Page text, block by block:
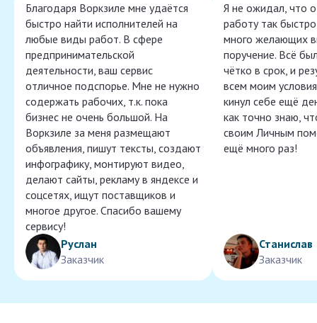
Благодаря Воркзиле мне удаётся
быстро найти исполнителей на
любые виды работ. В сфере
предпринимательской
деятельности, ваш сервис
отличное подспорье. Мне не нужно
содержать рабочих, т.к. пока
бизнес не очень большой. На
Воркзиле за меня размещают
объявления, пишут тексты, создают
инфографику, монтируют видео,
делают сайты, рекламу в яндексе и
соцсетях, ищут поставщиков и
многое другое. Спасибо вашему
сервису!
Руслан
Заказчик
Я не ожидал, что
работу так
много желающих
поручение. Всё
чётко в срок, и
всем моим
кинул себе ещё
как точно знаю,
своим Личным
ещё много раз!
Станислав
Заказчик